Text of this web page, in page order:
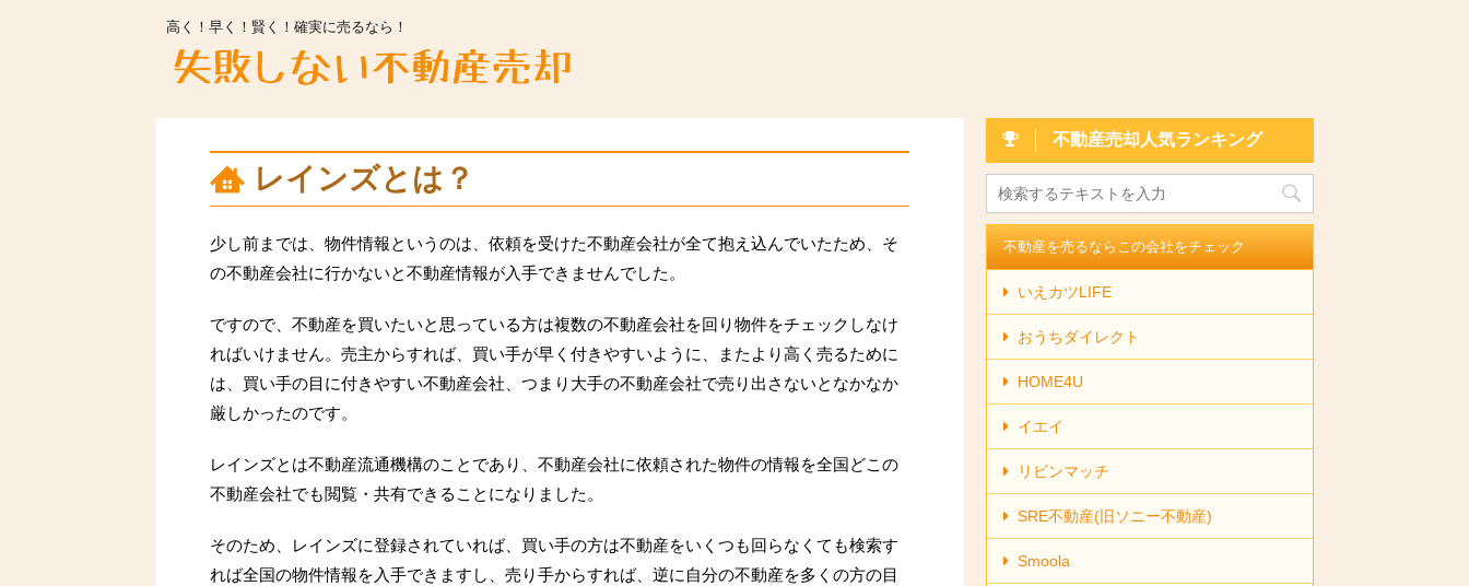
高く！早く！賢く！確実に売るなら！
レインズとは？
少し前までは、物件情報というのは、依頼を受けた不動産会社が全て抱え込んでいたため、そ
の不動産会社に行かないと不動産情報が入手できませんでした。
ですので、不動産を買いたいと思っている方は複数の不動産会社を回り物件をチェックしなけ
ればいけません。売主からすれば、買い手が早く付きやすいように、またより高く売るために
は、買い手の目に付きやすい不動産会社、つまり大手の不動産会社で売り出さないとなかなか
厳しかったのです。
レインズとは不動産流通機構のことであり、不動産会社に依頼された物件の情報を全国どこの
不動産会社でも閲覧・共有できることになりました。
そのため、レインズに登録されていれば、買い手の方は不動産をいくつも回らなくても検索す
れば全国の物件情報を入手できますし、売り手からすれば、逆に自分の不動産を多くの方の目
不動産売却人気ランキング
不動産を売るならこの会社をチェック
いえカツLIFE
おうちダイレクト
HOME4U
イエイ
リビンマッチ
SRE不動産(旧ソニー不動産)
Smoola